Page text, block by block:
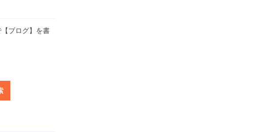
【ブログ】を書